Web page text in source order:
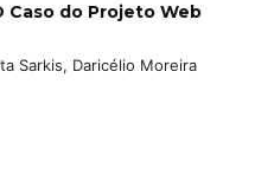
Caso do Projeto Web
Sarkis, Daricélio Moreira